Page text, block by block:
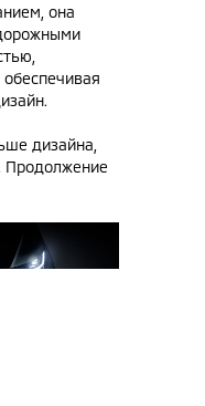
она
дизайна,
Продолжение